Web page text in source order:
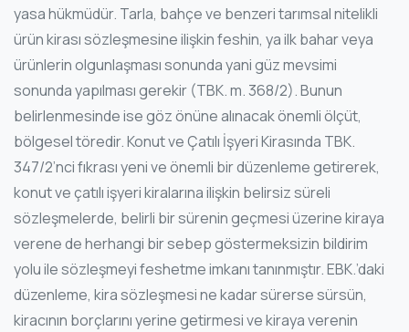
yasa hükmüdür. Tarla, bahçe ve benzeri tarımsal nitelikli
ürün kirası sözleşmesine ilişkin feshin, ya ilk bahar veya
ürünlerin olgunlaşması sonunda yani güz mevsimi
sonunda yapılması gerekir (TBK. m. 368/2). Bunun
belirlenmesinde ise göz önüne alınacak önemli ölçüt,
bölgesel töredir. Konut ve Çatılı İşyeri Kirasında TBK.
347/2’nci fıkrası yeni ve önemli bir düzenleme getirerek,
konut ve çatılı işyeri kiralarına ilişkin belirsiz süreli
sözleşmelerde, belirli bir sürenin geçmesi üzerine kiraya
verene de herhangi bir sebep göstermeksizin bildirim
yolu ile sözleşmeyi feshetme imkanı tanınmıştır. EBK.’daki
düzenleme, kira sözleşmesi ne kadar sürerse sürsün,
kiracının borçlarını yerine getirmesi ve kiraya verenin